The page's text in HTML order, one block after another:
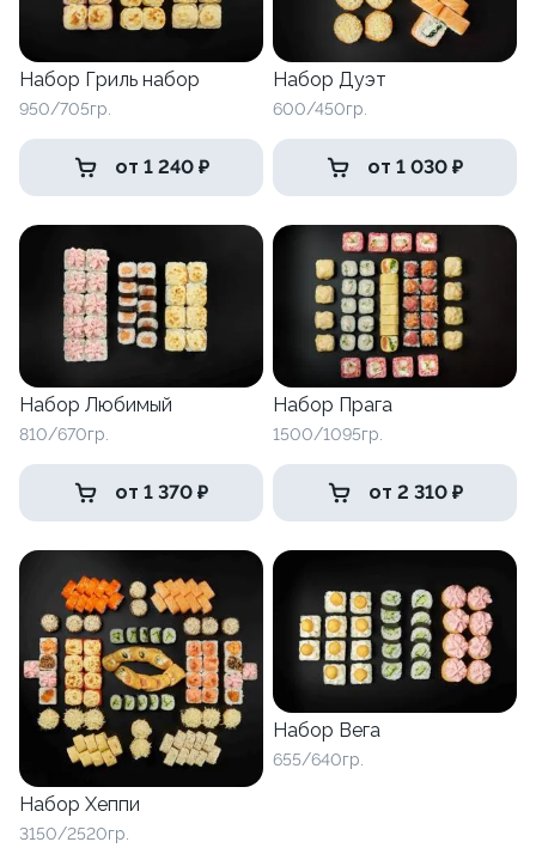
Набор Гриль набор
950/705гр.
от 1 240 ₽
Набор Дуэт
600/450гр.
от 1 030 ₽
Набор Любимый
810/670гр.
от 1 370 ₽
Набор Прага
1500/1095гр.
от 2 310 ₽
Набор Хеппи
3150/2520гр.
Набор Вега
655/640гр.